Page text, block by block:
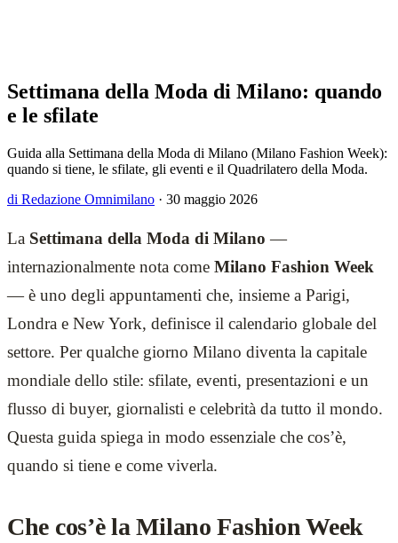
Settimana della Moda di Milano: quando
e le sfilate
Guida alla Settimana della Moda di Milano (Milano Fashion Week):
quando si tiene, le sfilate, gli eventi e il Quadrilatero della Moda.
di Redazione Omnimilano · 30 maggio 2026
La Settimana della Moda di Milano —
internazionalmente nota come Milano Fashion Week
— è uno degli appuntamenti che, insieme a Parigi,
Londra e New York, definisce il calendario globale del
settore. Per qualche giorno Milano diventa la capitale
mondiale dello stile: sfilate, eventi, presentazioni e un
flusso di buyer, giornalisti e celebrità da tutto il mondo.
Questa guida spiega in modo essenziale che cos’è,
quando si tiene e come viverla.
Che cos’è la Milano Fashion Week